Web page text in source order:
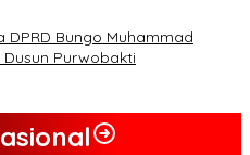
DPRD Bungo Muhammad
Dusun Purwobakti